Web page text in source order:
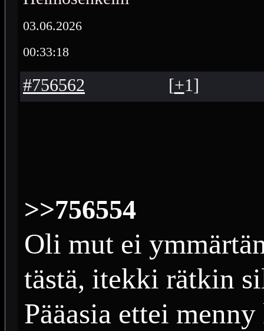
03.06.2026
00:33:18
#756562 [+1]
>>756554
Oli mut ei
tästä, itekki rätkin
Pääasia ettei